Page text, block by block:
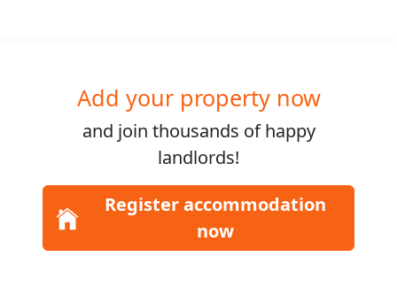
Add your property now
and join thousands of happy
landlords!
Register accommodation
now